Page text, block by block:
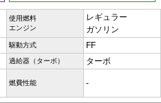
使用燃料
エンジン
レギュラー
ガソリン
駆動方式 FF
過給器（ターボ） ターボ
燃費性能 -